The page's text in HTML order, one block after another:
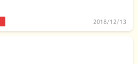
2018/12/13